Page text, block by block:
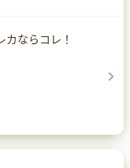
ならコレ！